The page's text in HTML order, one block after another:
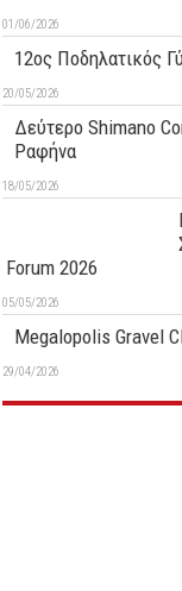
01/06/2026
12ος Ποδηλατικός
20/05/2026
Δεύτερo Shimano
Ραφήνα
18/05/2026
Forum 2026
05/05/2026
Megalopolis Gravel
29/04/2026